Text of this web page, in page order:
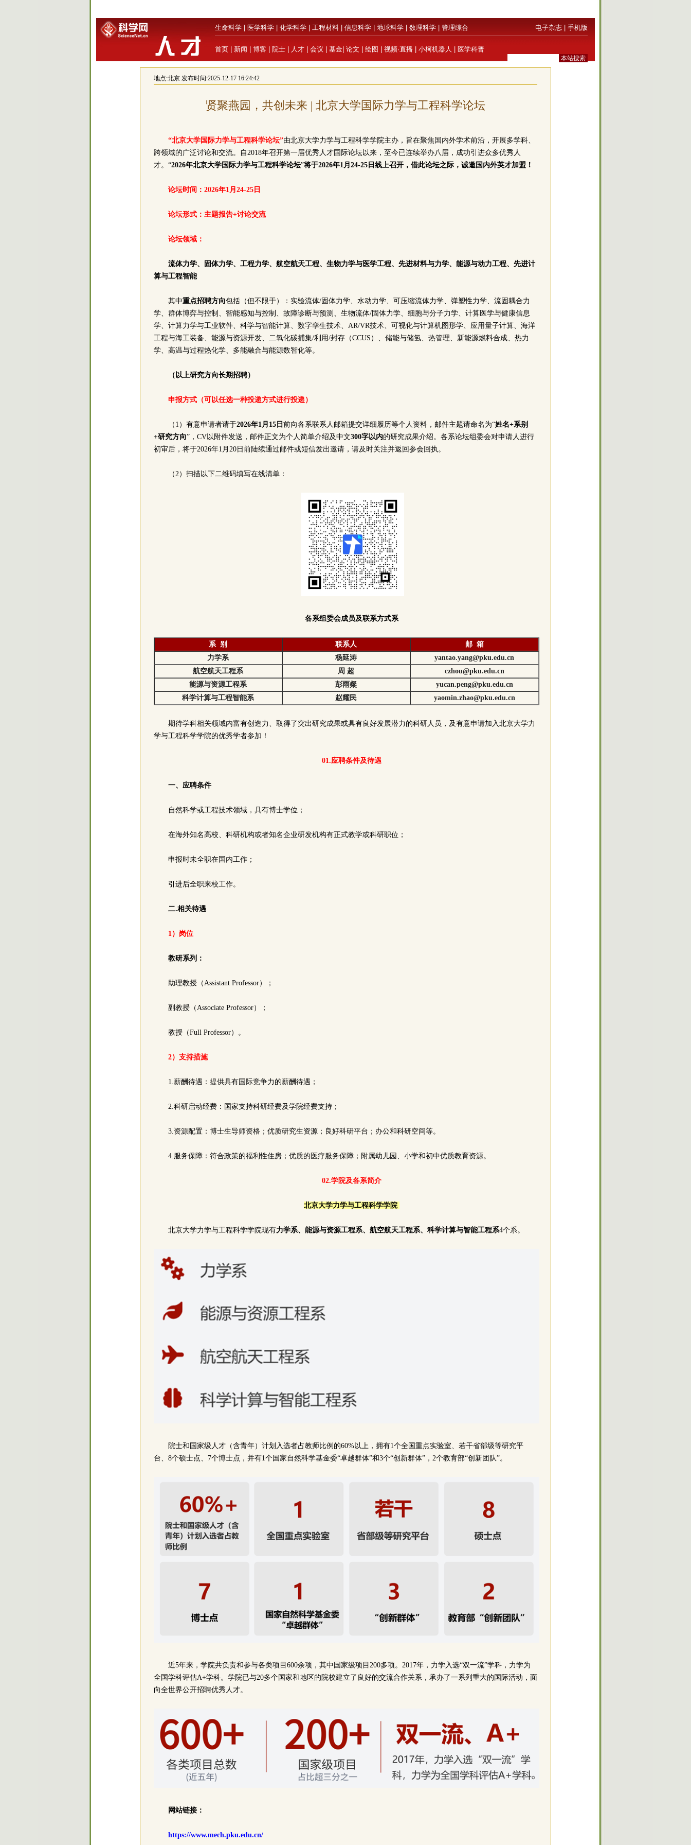
生命科学 医学科学 化学科学 工程材料 信息科学 地球科学 数理科学 管理综合 电子杂志 手机版
首页 新闻 博客 院士 人才 会议 基金 论文 绘图 视频·直播 小柯机器人 医学科普
地点:北京发布时间:2025-12-17 16:24:42
贤聚燕园，共创未来 | 北京大学国际力学与工程科学论坛
“北京大学国际力学与工程科学论坛”由北京大学力学与工程科学学院主办，旨在聚焦国内外学术前沿，开展多学科、
跨领域的广泛讨论和交流。自2018年召开第一届优秀人才国际论坛以来，至今已连续举办八届，成功引进众多优秀人
才。“2026年北京大学国际力学与工程科学论坛”将于2026年1月24-25日线上召开，借此论坛之际，诚邀国内外英才加盟！
论坛时间：2026年1月24-25日
论坛形式：主题报告+讨论交流
论坛领域：
流体力学、固体力学、工程力学、航空航天工程、生物力学与医学工程、先进材料与力学、能源与动力工程、先进计
算与工程智能
其中重点招聘方向包括（但不限于）：实验流体/固体力学、水动力学、可压缩流体力学、弹塑性力学、流固耦合力
学、群体博弈与控制、智能感知与控制、故障诊断与预测、生物流体/固体力学、细胞与分子力学、计算医学与健康信息
学、计算力学与工业软件、科学与智能计算、数字孪生技术、AR/VR技术、可视化与计算机图形学、应用量子计算、海洋
工程与海工装备、能源与资源开发、二氧化碳捕集/利用/封存（CCUS）、储能与储氢、热管理、新能源燃料合成、热力
学、高温与过程热化学、多能融合与能源数智化等。
（以上研究方向长期招聘）
申报方式（可以任选一种投递方式进行投递）
（1）有意申请者请于2026年1月15日 前向各系联系人邮箱提交详细履历等个人资料，邮件主题请命名为“姓名+系别
+研究方向”，CV以附件发送，邮件正文为个人简单介绍及中文300字以内的研究成果介绍。各系论坛组委会对申请人进行
初审后，将于2026年1月20日前陆续通过邮件或短信发出邀请，请及时关注并返回参会回执。
（2）扫描以下二维码填写在线清单：
各系组委会成员及联系方式系
系 别 联系人
邮 箱
力学系
杨延涛
yantao.yang@pku.edu.cn
航空航天工程系
周 超
czhou@pku.edu.cn
能源与资源工程系
彭雨粲
yucan.peng@pku.edu.cn
科学计算与工程智能系
赵耀民 yaomin.zhao@pku.edu.cn
期待学科相关领域内富有创造力、取得了突出研究成果或具有良好发展潜力的科研人员，及有意申请加入北京大学力
学与工程科学学院的优秀学者参加！
01.应聘条件及待遇
一、应聘条件
自然科学或工程技术领域，具有博士学位；
在海外知名高校、科研机构或者知名企业研发机构有正式教学或科研职位；
申报时未全职在国内工作；
引进后全职来校工作。
二.相关待遇
1）岗位
教研系列：
助理教授（Assistant Professor）；
副教授（Associate Professor）；
教授（Full Professor）。
2）支持措施
1.薪酬待遇：提供具有国际竞争力的薪酬待遇；
2.科研启动经费：国家支持科研经费及学院经费支持；
3.资源配置：博士生导师资格；优质研究生资源；良好科研平台；办公和科研空间等。
4.服务保障：符合政策的福利性住房；优质的医疗服务保障；附属幼儿园、小学和初中优质教育资源。
02.学院及各系简介
北京大学力学与工程科学学院
北京大学力学与工程科学学院现有力学系、能源与资源工程系、航空航天工程系、科学计算与智能工程系4个系。
院士和国家级人才（含青年）计划入选者占教师比例的60%以上，拥有1个全国重点实验室、若干省部级等研究平
台、8个硕士点、7个博士点，并有1个国家自然科学基金委“卓越群体”和3个“创新群体”，2个教育部“创新团队”。
近5年来，学院共负责和参与各类项目600余项，其中国家级项目200多项。2017年，力学入选“双一流”学科，力学为
全国学科评估A+学科。学院已与20多个国家和地区的院校建立了良好的交流合作关系，承办了一系列重大的国际活动，面
向全世界公开招聘优秀人才。
网站链接：
https://www.mech.pku.edu.cn/